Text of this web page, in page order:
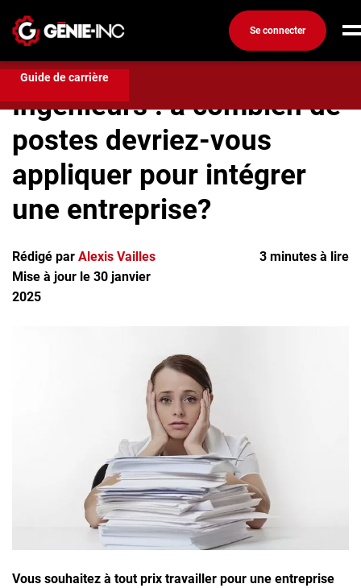
Se connecter
Connexion
Créez un compte
Emplois
Recherchez un emploi
Compagnies
Ma boîte à outils
Conseils carrière
Métiers
Inscrivez-vous à l'infolettre
Publiez une offre d'emploi
Guide de carrière
Recherchez un emploi
Ingénieurs : à combien de postes
devriez-vous appliquer pour intégrer une entreprise?
Ingénieurs : à combien de
postes devriez-vous
appliquer pour intégrer
une entreprise?
Rédigé par Alexis Vailles
Mise à jour le 30 janvier
2025
3 minutes à lire
Vous souhaitez à tout prix travailler pour une entreprise